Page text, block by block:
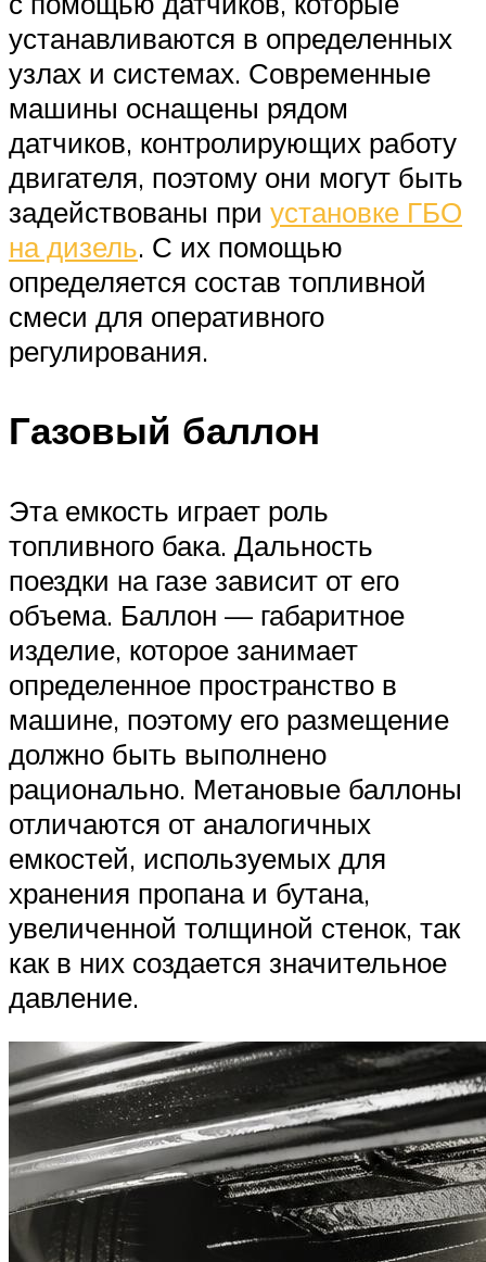
устанавливаются в определенных
узлах и системах. Современные
машины оснащены рядом
датчиков, контролирующих работу
двигателя, поэтому они могут быть
задействованы при установке ГБО
на дизель. С их помощью
определяется состав топливной
смеси для оперативного
регулирования.
Газовый баллон
Эта емкость играет роль
топливного бака. Дальность
поездки на газе зависит от его
объема. Баллон — габаритное
изделие, которое занимает
определенное пространство в
машине, поэтому его размещение
должно быть выполнено
рационально. Метановые баллоны
отличаются от аналогичных
емкостей, используемых для
хранения пропана и бутана,
увеличенной толщиной стенок, так
как в них создается значительное
давление.